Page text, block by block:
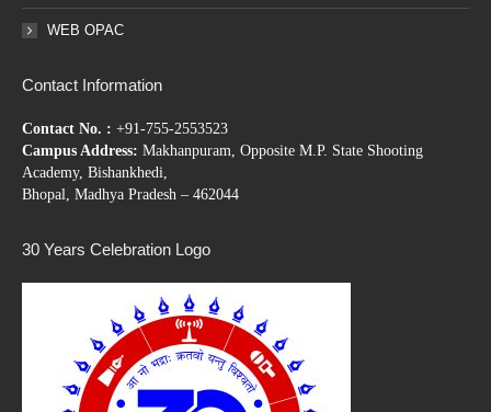
WEB OPAC
Contact Information
Contact No. : +91-755-2553523
Campus Address: Makhanpuram, Opposite M.P. State Shooting
Academy, Bishankhedi,
Bhopal, Madhya Pradesh – 462044
30 Years Celebration Logo